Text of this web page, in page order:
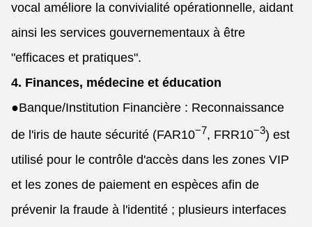
vocal améliore la convivialité opérationnelle, aidant
ainsi les services gouvernementaux à être
"efficaces et pratiques".
4. Finances, médecine et éducation
●Banque/Institution Financière : Reconnaissance
de l'iris de haute sécurité (FAR10−7, FRR10−3) est
utilisé pour le contrôle d'accès dans les zones VIP
et les zones de paiement en espèces afin de
prévenir la fraude à l'identité ; plusieurs interfaces